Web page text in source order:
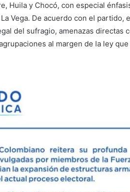
Huila y Chocó, con especial
Vega. De acuerdo con el partido,
del sufragio, amenazas directas
al margen de la ley